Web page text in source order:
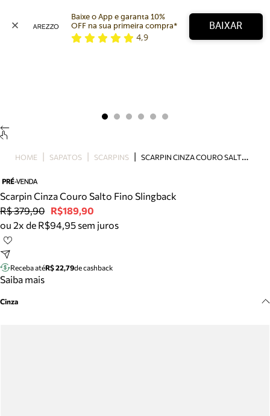
Bolsa
Tamanco
Tênis
Mule
Rasteira
Meus pedidos
Baixe o App e garanta 10%
OFF na sua primeira compra*
4,9
BAIXAR
HOME SAPATOS SCARPINS S
CARPIN CINZA COURO SALTO FINO SLINGBACK
Scarpin Cinza Couro Salto Fino Slingback
R$ 379,90 R$189,90
ou 2x de R$94,95 sem juros
Receba atéR$ 22,79de cashback
Saiba mais
Cinza